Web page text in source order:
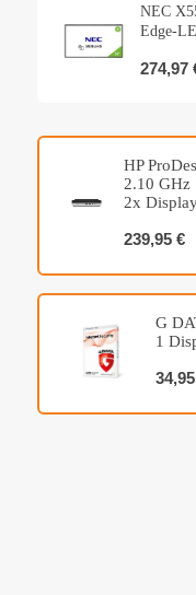
NEC
Edge-
274,97
HP
2.10 GHz
2x
239,95 €
G
1